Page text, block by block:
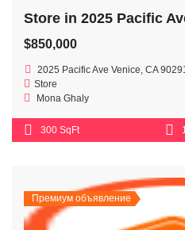
Store in 2025 Pacific
$850,000
2025 Pacific Ave Venice, CA
Store
Mona Ghaly
300 SqFt
Премиум объявление